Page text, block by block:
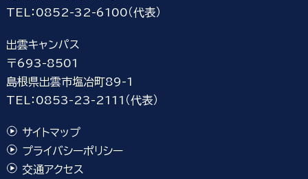
TEL：0852-32-6100（代表）
出雲キャンパス
〒693-8501
島根県出雲市塩冶町89-1
TEL：0853-23-2111（代表）
サイトマップ
プライバシーポリシー
交通アクセス